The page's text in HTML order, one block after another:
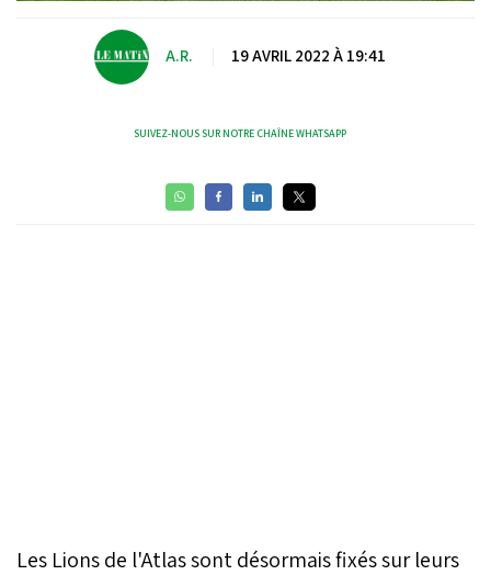
A.R. 19 AVRIL 2022 À 19:41
SUIVEZ-NOUS SUR NOTRE CHAÎNE WHATSAPP
Les Lions de l'Atlas sont désormais fixés sur leurs